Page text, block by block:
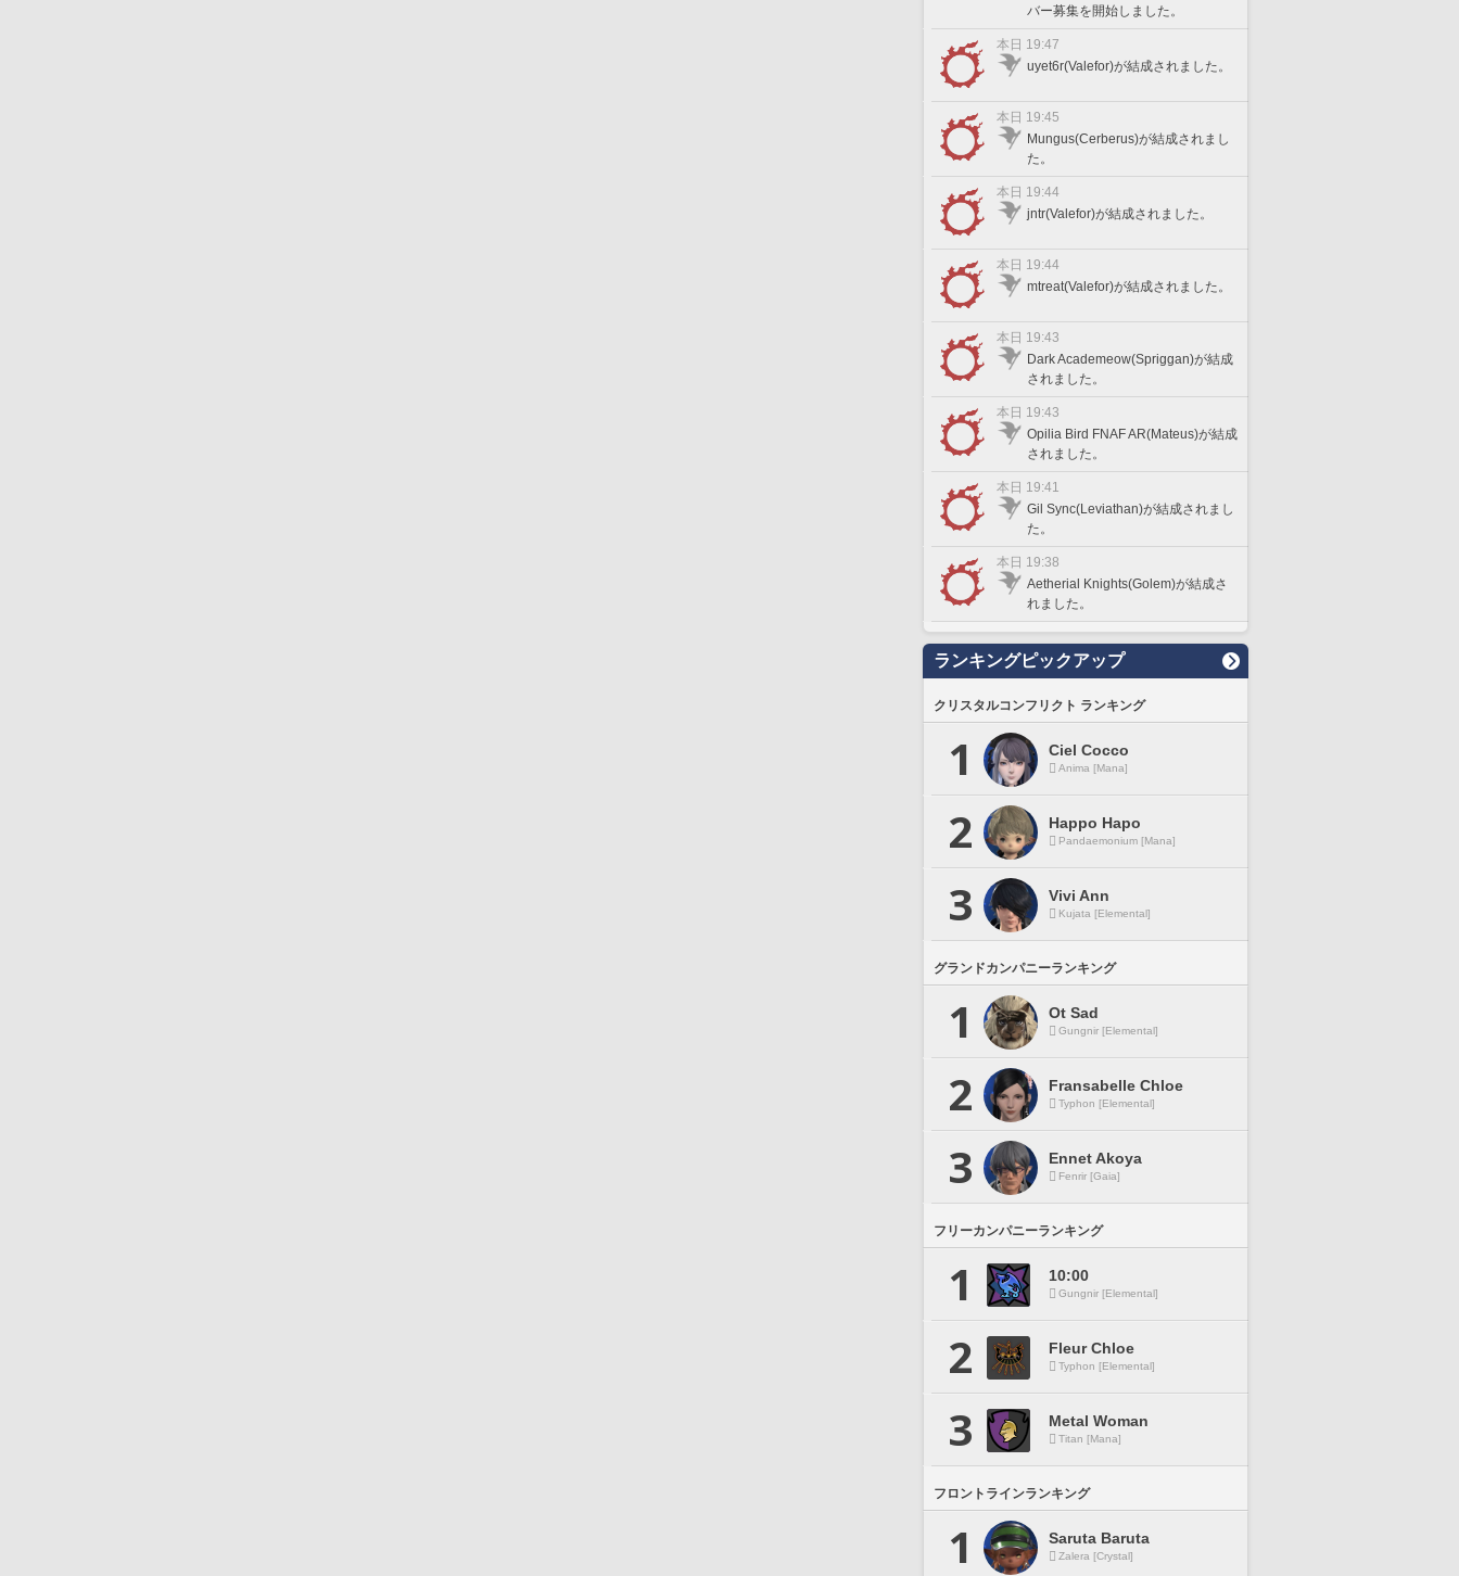
バー募集を開始しました。
本日 19:47
uyet6r(Valefor)が結成されました。
本日 19:45
Mungus(Cerberus)が結成されまし
た。
本日 19:44
jntr(Valefor)が結成されました。
本日 19:44
mtreat(Valefor)が結成されました。
本日 19:43
Dark Academeow(Spriggan)が結成
されました。
本日 19:43
Opilia Bird FNAF AR(Mateus)が結成
されました。
本日 19:41
Gil Sync(Leviathan)が結成されまし
た。
本日 19:38
Aetherial Knights(Golem)が結成さ
れました。
ランキングピックアップ
クリスタルコンフリクト ランキング
1 Ciel Cocco
Anima [Mana]
2 Happo Hapo
Pandaemonium [Mana]
3 Vivi Ann
Kujata [Elemental]
グランドカンパニーランキング
1 Ot Sad
Gungnir [Elemental]
2 Fransabelle Chloe
Typhon [Elemental]
3 Ennet Akoya
Fenrir [Gaia]
フリーカンパニーランキング
1 10:00
Gungnir [Elemental]
2 Fleur Chloe
Typhon [Elemental]
3 Metal Woman
Titan [Mana]
フロントラインランキング
1 Saruta Baruta
Zalera [Crystal]